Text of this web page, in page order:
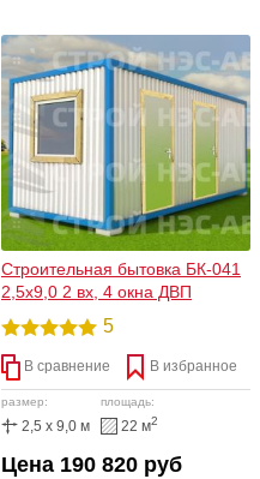
гнутого 100х50х30 и уголка 70х70х3
Ст3пс/сп5). Бытовка же деревянная
считается не такой прочной, потому
что в ее основе лежит каркас,
изготовленный из дерева (хвойного
бруса).Соответственно срок
эксплуатации у деревянной
бытовки абсолютно невелик.
Строительная бытовка БК-041
2,5х9,0 2 вх, 4 окна ДВП
5
В сравнение В избранное
размер:
2,5 x 9,0 м
площадь:
22 м2
Цена 190 820 руб